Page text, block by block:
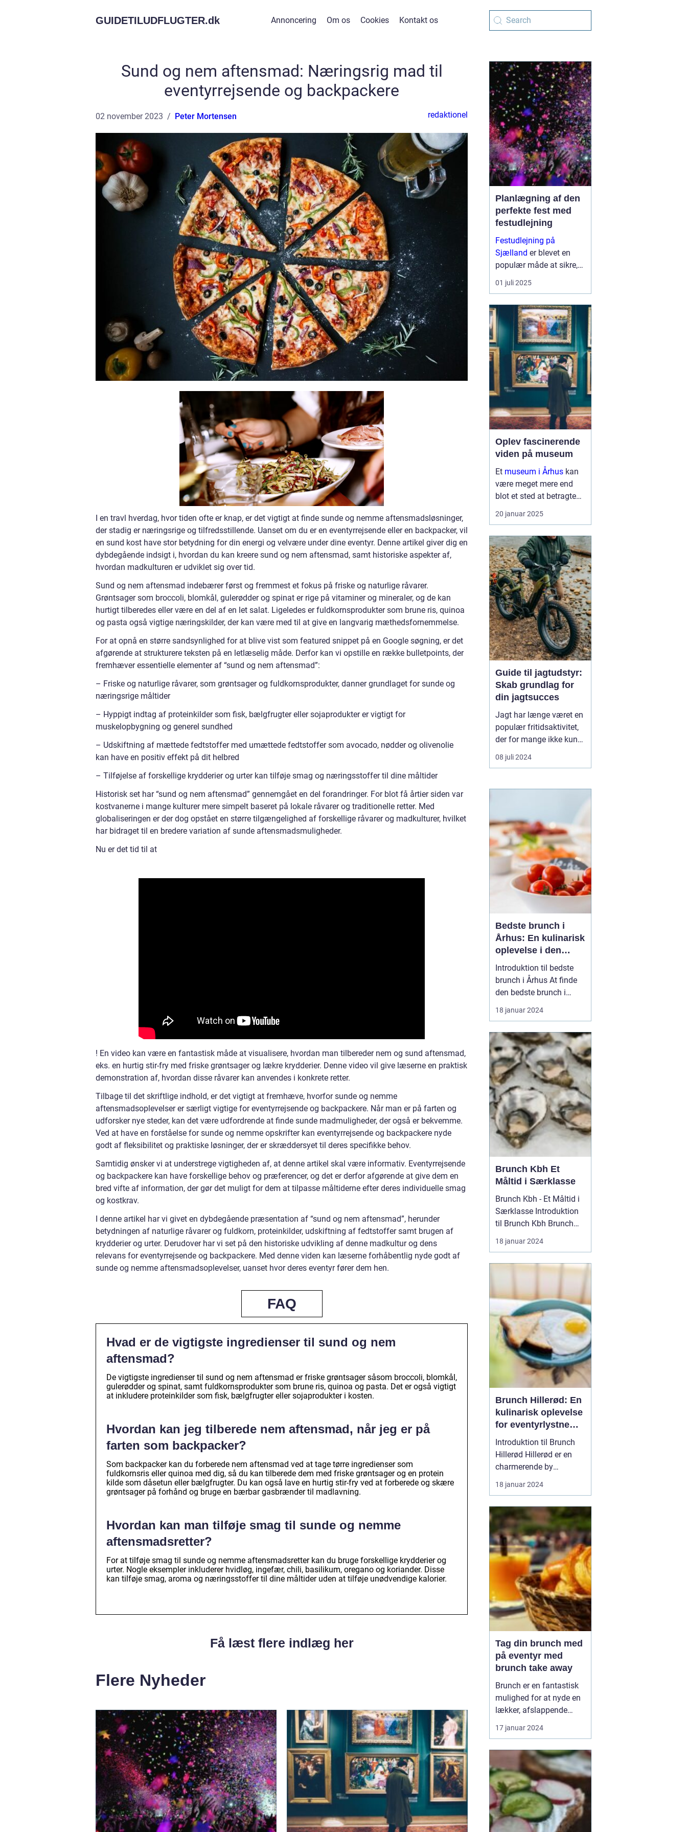
GUIDETILUDFLUGTER.dk Annoncering Om os Cookies Kontakt os
Sund og nem aftensmad: Næringsrig mad til
eventyrrejsende og backpackere
02 november 2023 Peter Mortensen redaktionel
I en travl hverdag, hvor tiden ofte er knap, er det vigtigt at finde sunde og nemme aftensmadsløsninger,
der stadig er næringsrige og tilfredsstillende. Uanset om du er en eventyrrejsende eller en backpacker, vil
en sund kost have stor betydning for din energi og velvære under dine eventyr. Denne artikel giver dig en
dybdegående indsigt i, hvordan du kan kreere sund og nem aftensmad, samt historiske aspekter af,
hvordan madkulturen er udviklet sig over tid.
Sund og nem aftensmad indebærer først og fremmest et fokus på friske og naturlige råvarer.
Grøntsager som broccoli, blomkål, gulerødder og spinat er rige på vitaminer og mineraler, og de kan
hurtigt tilberedes eller være en del af en let salat. Ligeledes er fuldkornsprodukter som brune ris, quinoa
og pasta også vigtige næringskilder, der kan være med til at give en langvarig mæthedsfornemmelse.
For at opnå en større sandsynlighed for at blive vist som featured snippet på en Google søgning, er det
afgørende at strukturere teksten på en letlæselig måde. Derfor kan vi opstille en række bulletpoints, der
fremhæver essentielle elementer af “sund og nem aftensmad”:
– Friske og naturlige råvarer, som grøntsager og fuldkornsprodukter, danner grundlaget for sunde og
næringsrige måltider
– Hyppigt indtag af proteinkilder som fisk, bælgfrugter eller sojaprodukter er vigtigt for
muskelopbygning og generel sundhed
– Udskiftning af mættede fedtstoffer med umættede fedtstoffer som avocado, nødder og olivenolie
kan have en positiv effekt på dit helbred
– Tilføjelse af forskellige krydderier og urter kan tilføje smag og næringsstoffer til dine måltider
Historisk set har “sund og nem aftensmad” gennemgået en del forandringer. For blot få årtier siden var
kostvanerne i mange kulturer mere simpelt baseret på lokale råvarer og traditionelle retter. Med
globaliseringen er der dog opstået en større tilgængelighed af forskellige råvarer og madkulturer, hvilket
har bidraget til en bredere variation af sunde aftensmadsmuligheder.
Nu er det tid til at
! En video kan være en fantastisk måde at visualisere, hvordan man tilbereder nem og sund aftensmad,
eks. en hurtig stir-fry med friske grøntsager og lækre krydderier. Denne video vil give læserne en praktisk
demonstration af, hvordan disse råvarer kan anvendes i konkrete retter.
Tilbage til det skriftlige indhold, er det vigtigt at fremhæve, hvorfor sunde og nemme
aftensmadsoplevelser er særligt vigtige for eventyrrejsende og backpackere. Når man er på farten og
udforsker nye steder, kan det være udfordrende at finde sunde madmuligheder, der også er bekvemme.
Ved at have en forståelse for sunde og nemme opskrifter kan eventyrrejsende og backpackere nyde
godt af fleksibilitet og praktiske løsninger, der er skræddersyet til deres specifikke behov.
Samtidig ønsker vi at understrege vigtigheden af, at denne artikel skal være informativ. Eventyrrejsende
og backpackere kan have forskellige behov og præferencer, og det er derfor afgørende at give dem en
bred vifte af information, der gør det muligt for dem at tilpasse måltiderne efter deres individuelle smag
og kostkrav.
I denne artikel har vi givet en dybdegående præsentation af “sund og nem aftensmad”, herunder
betydningen af naturlige råvarer og fuldkorn, proteinkilder, udskiftning af fedtstoffer samt brugen af
krydderier og urter. Derudover har vi set på den historiske udvikling af denne madkultur og dens
relevans for eventyrrejsende og backpackere. Med denne viden kan læserne forhåbentlig nyde godt af
sunde og nemme aftensmadsoplevelser, uanset hvor deres eventyr fører dem hen.
FAQ
Hvad er de vigtigste ingredienser til sund og nem
aftensmad?
De vigtigste ingredienser til sund og nem aftensmad er friske grøntsager såsom broccoli, blomkål,
gulerødder og spinat, samt fuldkornsprodukter som brune ris, quinoa og pasta. Det er også vigtigt
at inkludere proteinkilder som fisk, bælgfrugter eller sojaprodukter i kosten.
Hvordan kan jeg tilberede nem aftensmad, når jeg er på
farten som backpacker?
Som backpacker kan du forberede nem aftensmad ved at tage tørre ingredienser som
fuldkornsris eller quinoa med dig, så du kan tilberede dem med friske grøntsager og en protein
kilde som dåsetun eller bælgfrugter. Du kan også lave en hurtig stir-fry ved at forberede og skære
grøntsager på forhånd og bruge en bærbar gasbrænder til madlavning.
Hvordan kan man tilføje smag til sunde og nemme
aftensmadsretter?
For at tilføje smag til sunde og nemme aftensmadsretter kan du bruge forskellige krydderier og
urter. Nogle eksempler inkluderer hvidløg, ingefær, chili, basilikum, oregano og koriander. Disse
kan tilføje smag, aroma og næringsstoffer til dine måltider uden at tilføje unødvendige kalorier.
Få læst flere indlæg her
Flere Nyheder
Planlægning af den
perfekte fest med
festudlejning
Festudlejning på
Sjælland er blevet en
populær måde at sikre,
at ethvert arrangement
får en ekstra dimension
børnef&osla...
01 juli 2025
Oplev fascinerende
viden på museum
Et museum i Århus kan
være meget mere end
blot et sted at betragte
malerier og udstillinger.
Det er en rejse gennem
nysgerrige sind til at ...
20 januar 2025
Guide til jagtudstyr:
Skab grundlag for
din jagtsucces
Jagt har længe været en
populær fritidsaktivitet,
der for mange ikke kun
er en hobby, men en
passion. Det udstyr, man
betyde forskellen mellem
den...
08 juli 2024
Bedste brunch i
Århus: En kulinarisk
oplevelse i den
danske by
Introduktion til bedste
brunch i Århus At finde
den bedste brunch i
Århus kan være en
udfordrende opgave for
eller backpacker. Århus
er kendt for sit
pulserende madscene,
og brunch er ingen
undtagelse. Byen har en
bred vifte af...
18 januar 2024
Brunch Kbh Et
Måltid i Særklasse
Brunch Kbh - Et Måltid i
Særklasse Introduktion
til Brunch Kbh Brunch
Kbh er en kulinar...
18 januar 2024
Brunch Hillerød: En
kulinarisk oplevelse
for eventyrlystne
rejsende og
backpackere
Introduktion til Brunch
Hillerød Hillerød er en
charmerende by
beliggende i
Nordsjælland, Danmark.
rejsemål for
eventyrrejsende og
backpackere, der ønsker
at udforske de historiske
og naturlige skatte i
området. En af de mest
popul...
18 januar 2024
Tag din brunch med
på eventyr med
brunch take away
Brunch er en fantastisk
mulighed for at nyde en
lækker, afslappende
måltid med venner eller
familie. Men hvad gør
farten eller ikke har tid til
at sidde og spise i en
restaurant? Svaret er
enkelt: brunch take
away. Med denne
innova...
17 januar 2024